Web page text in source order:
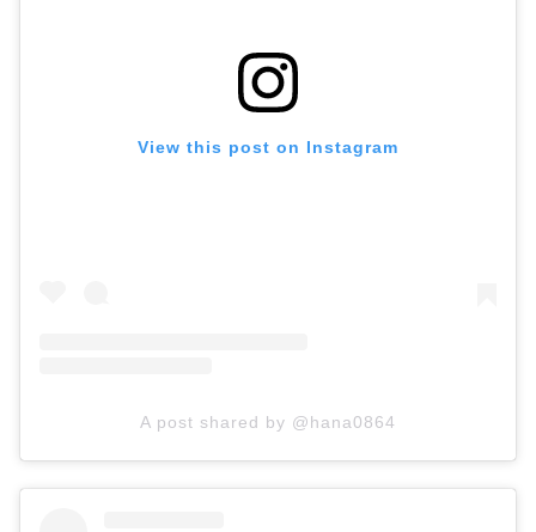
View this post on Instagram
A post shared by @hana0864